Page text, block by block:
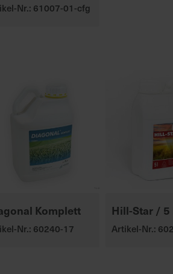
Nr.: 61007-01-cfg
Komplett
Nr.: 60240-17
Hill-Star / 5
Artikel-Nr.: